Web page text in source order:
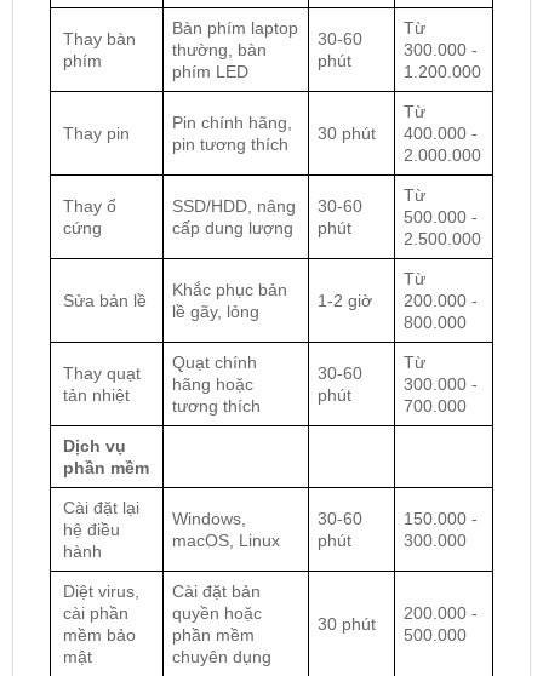
Thay bàn
phím
Bàn phím laptop
thường, bàn
phím LED
30-60
phút
Từ
300.000 -
1.200.000
Thay pin
Pin chính hãng,
pin tương thích
30 phút
Từ
400.000 -
2.000.000
Thay ổ
cứng
SSD/HDD, nâng
cấp dung lượng
30-60
phút
Từ
500.000 -
2.500.000
Sửa bản lề
Khắc phục bản
lề gãy, lỏng
1-2 giờ
Từ
200.000 -
800.000
Thay quạt
tản nhiệt
Quạt chính
hãng hoặc
tương thích
30-60
phút
Từ
300.000 -
700.000
Dịch vụ
phần mềm
Cài đặt lại
hệ điều
hành
Windows,
macOS, Linux
30-60
phút
150.000 -
300.000
Diệt virus,
cài phần
mềm bảo
mật
Cài đặt bản
quyền hoặc
phần mềm
chuyên dụng
30 phút
200.000 -
500.000